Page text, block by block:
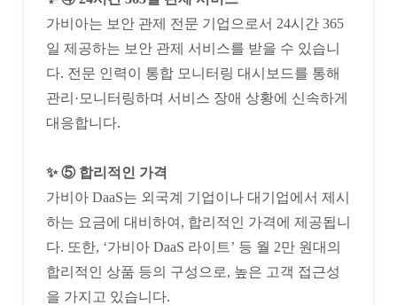
가비아는 보안 관제 전문 기업으로서 24시간 365
일 제공하는 보안 관제 서비스를 받을 수 있습니
다. 전문 인력이 통합 모니터링 대시보드를 통해
관리·모니터링하며 서비스 장애 상황에 신속하게
대응합니다.
✨ ⑤ 합리적인 가격
가비아 DaaS는 외국계 기업이나 대기업에서 제시
하는 요금에 대비하여, 합리적인 가격에 제공됩니
다. 또한, ‘가비아 DaaS 라이트’ 등 월 2만 원대의
합리적인 상품 등의 구성으로, 높은 고객 접근성
을 가지고 있습니다.